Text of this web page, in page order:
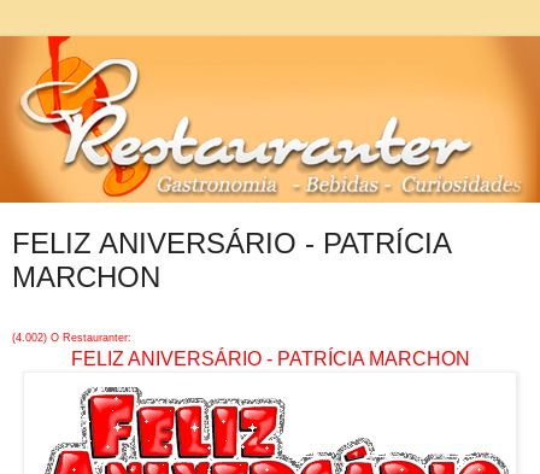
FELIZ ANIVERSÁRIO - PATRÍCIA
MARCHON
(4.002) O Restauranter:
FELIZ ANIVERSÁRIO - PATRÍCIA MARCHON